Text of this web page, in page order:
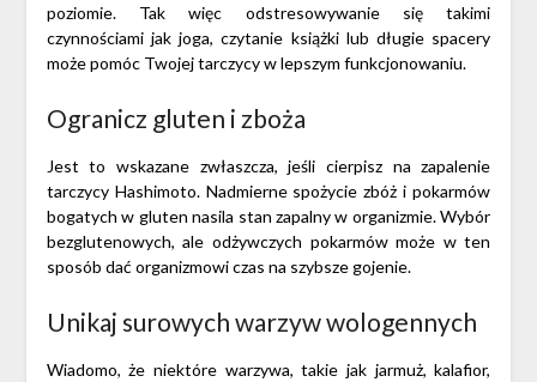
poziomie. Tak więc odstresowywanie się takimi
czynnościami jak joga, czytanie książki lub długie spacery
może pomóc Twojej tarczycy w lepszym funkcjonowaniu.
Ogranicz gluten i zboża
Jest to wskazane zwłaszcza, jeśli cierpisz na zapalenie
tarczycy Hashimoto. Nadmierne spożycie zbóż i pokarmów
bogatych w gluten nasila stan zapalny w organizmie. Wybór
bezglutenowych, ale odżywczych pokarmów może w ten
sposób dać organizmowi czas na szybsze gojenie.
Unikaj surowych warzyw wologennych
Wiadomo, że niektóre warzywa, takie jak jarmuż, kalafior,